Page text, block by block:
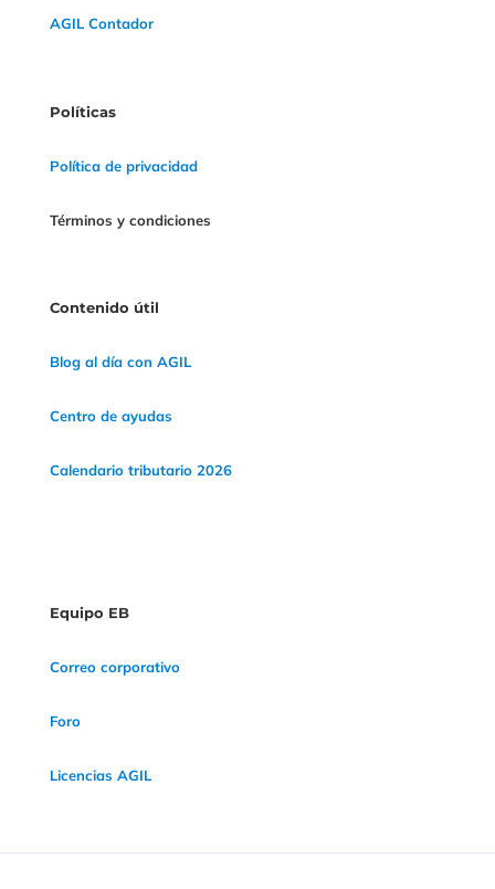
AGIL Contador
Políticas
Política de privacidad
Términos y condiciones
Contenido útil
Blog al día con AGIL
Centro de ayudas
Calendario tributario 2026
Equipo EB
Correo corporativo
Foro
Licencias AGIL